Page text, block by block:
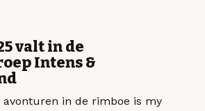
valt in de
Intens &
avonturen in de rimboe is my